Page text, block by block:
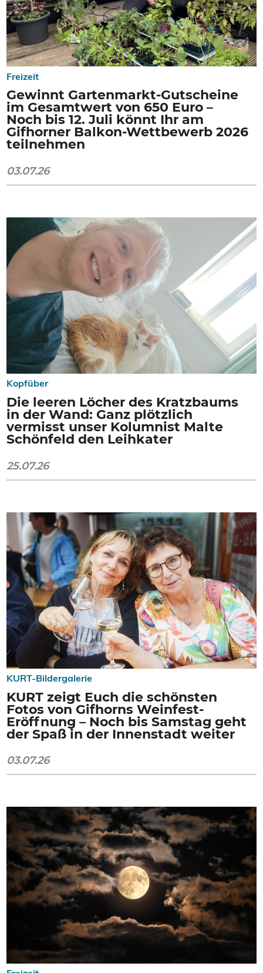
Freizeit
Gewinnt Gartenmarkt-Gutscheine
im Gesamtwert von 650 Euro –
Noch bis 12. Juli könnt Ihr am
Gifhorner Balkon-Wettbewerb 2026
teilnehmen
03.07.26
Kopfüber
Die leeren Löcher des Kratzbaums
in der Wand: Ganz plötzlich
vermisst unser Kolumnist Malte
Schönfeld den Leihkater
25.07.26
KURT-Bildergalerie
KURT zeigt Euch die schönsten
Fotos von Gifhorns Weinfest-
Eröffnung – Noch bis Samstag geht
der Spaß in der Innenstadt weiter
03.07.26